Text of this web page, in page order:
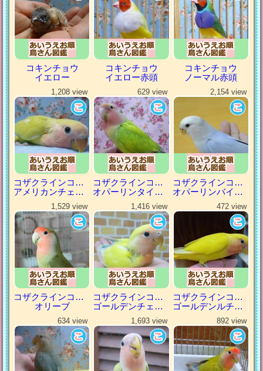
コキンチョウ
イエロー
コキンチョウ
イエロー赤頭
コキンチョウ
ノーマル赤頭
1,208 view
コザクラインコ（小桜インコ）
アメリカンチェリー
629 view
コザクラインコ（小桜インコ）
オパーリンタイガー
2,154 view
コザクラインコ（小桜インコ）
オパーリンバイオレット
1,529 view
コザクラインコ（小桜インコ）
オリーブ
1,416 view
コザクラインコ（小桜インコ）
ゴールデンチェリー
472 view
コザクラインコ（小桜インコ）
ゴールデンルチノー
634 view 1,693 view 892 view